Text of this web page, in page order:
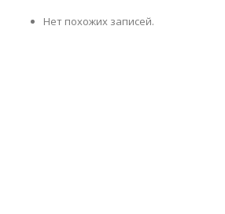
Нет похожих записей.